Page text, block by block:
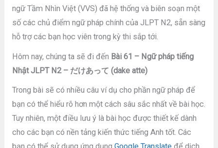
ngữ Tầm Nhìn Việt (VVS) đã hệ thống và biên soạn một
số các chủ điểm ngữ pháp chính của JLPT N2, sẵn sàng
hỗ trợ các bạn học viên trong kỳ thi sắp tới.
Hôm nay, chúng ta sẽ đi đến Bài 61 – Ngữ pháp tiếng
Nhật JLPT N2 – だけあって (dake atte)
Trong bài sẽ có nhiều câu ví dụ cho phần ngữ pháp để
bạn có thể hiểu rõ hơn một cách sâu sắc nhất về bài học.
Tuy nhiên, một điều lưu ý là bài học được thiết kế dành
cho các bạn có nền tảng kiến thức tiếng Anh tốt. Các